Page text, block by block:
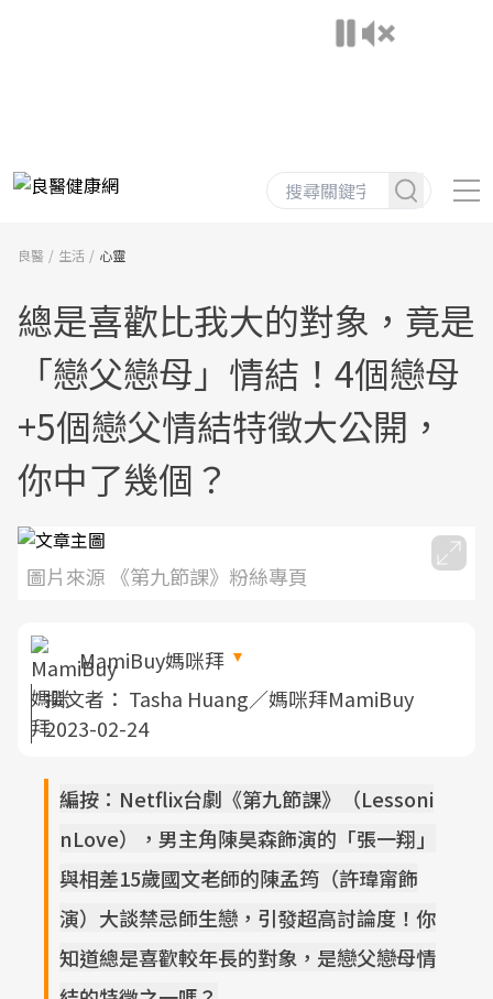
良醫 生活 心靈
總是喜歡比我大的對象，竟是
「戀父戀母」情結！4個戀母
+5個戀父情結特徵大公開，
你中了幾個？
圖片來源 《第九節課》粉絲專頁
MamiBuy媽咪拜
撰文者： Tasha Huang／媽咪拜MamiBuy
2023-02-24
編按： Netflix台劇《第九節課》（Lessoni
nLove），男主角陳昊森飾演的「張一翔」
與相差15歲國文老師的陳孟筠（許瑋甯飾
演）大談禁忌師生戀，引發超高討論度！你
知道總是喜歡較年長的對象，是戀父戀母情